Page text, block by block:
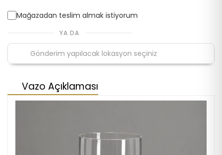
Mağazadan teslim almak istiyorum
YA DA
Vazo Açıklaması